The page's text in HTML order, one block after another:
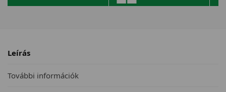
Leírás
További információk